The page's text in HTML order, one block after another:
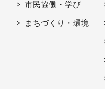
市民協働・学び
まちづくり・環境